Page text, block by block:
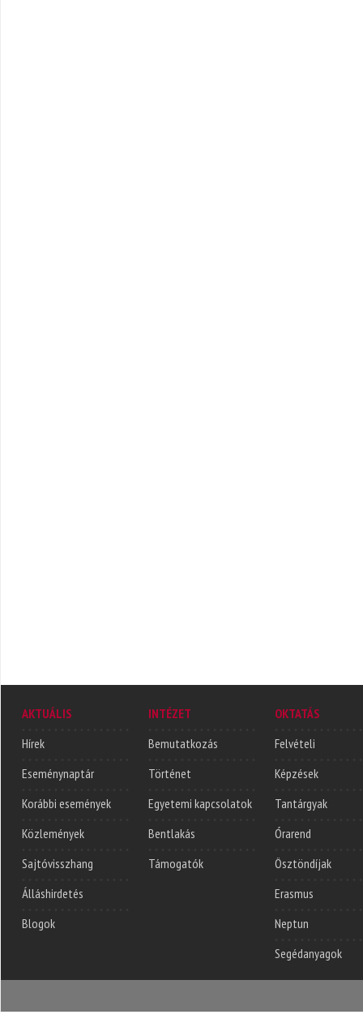
AKTUÁLIS
Hírek
Eseménynaptár
Korábbi események
Közlemények
Sajtóvisszhang
Álláshirdetés
Blogok
INTÉZET
Bemutatkozás
Történet
Egyetemi kapcsolatok
Bentlakás
Támogatók
OKTATÁS
Felvételi
Képzések
Tantárgyak
Órarend
Ösztöndíjak
Erasmus
Neptun
Segédanyagok